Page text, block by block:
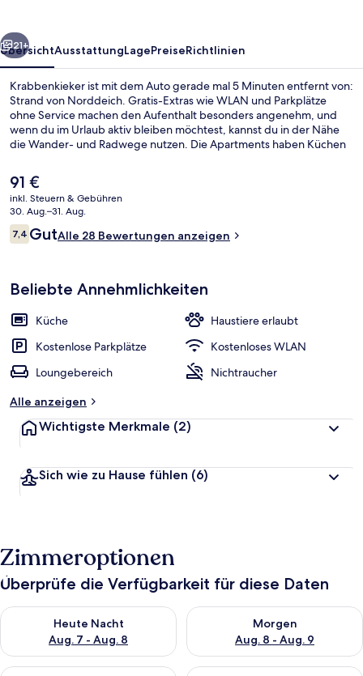
Weiter
21+
ÜbersichtAusstattungLagePreiseRichtlinien
Krabbenkieker ist mit dem Auto gerade mal 5 Minuten entfernt von:
Strand von Norddeich. Gratis-Extras wie WLAN und Parkplätze
ohne Service machen den Aufenthalt besonders angenehm, und
wenn du im Urlaub aktiv bleiben möchtest, kannst du in der Nähe
die Wander- und Radwege nutzen. Die Apartments haben Küchen
Der
aktuelle
Preis
beträgt
91 €.
91 €
inkl. Steuern & Gebühren
30. Aug.–31. Aug.
Bewertungen
7,47,4 von 10.
GutAlle 28 Bewertungen anzeigen
Beliebte Annehmlichkeiten
Küche
Haustiere erlaubt
Kostenlose Parkplätze
Kostenloses WLAN
Loungebereich
Nichtraucher
Alle anzeigen
Wichtigste Merkmale (2)
Sich wie zu Hause fühlen (6)
Zimmeroptionen
Überprüfe die Verfügbarkeit für diese Daten
Heute Nacht
Aug. 7 - Aug. 8
Überprüfe die Verfügbarkeit für heute Nacht, Aug. 7 - Aug. 8.
Morgen
Aug. 8 - Aug. 9
Überprüfe die Verfügbarkeit